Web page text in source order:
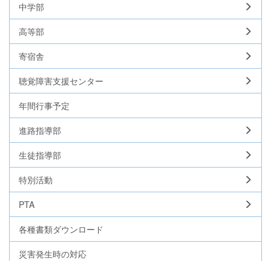
中学部
高等部
寄宿舎
聴覚障害支援センター
年間行事予定
進路指導部
生徒指導部
特別活動
PTA
各種書類ダウンロード
災害発生時の対応